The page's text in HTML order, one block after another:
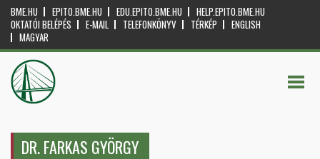
BME.HU EPITO.BME.HU EDU.EPITO.BME.HU
HELP.EPITO.BME.HU
OKTATÓI BELÉPÉS
E-MAIL TELEFONKÖNYV TÉRKÉP
ENGLISH
MAGYAR
DR. FARKAS GYÖRGY